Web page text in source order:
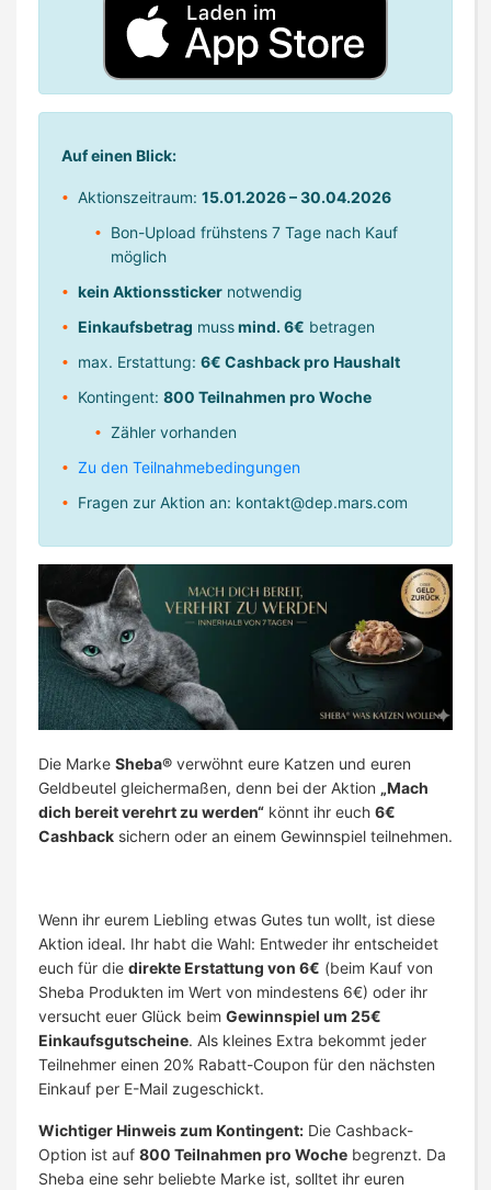
Auf einen Blick:
Aktionszeitraum: 15.01.2026 – 30.04.2026
Bon-Upload frühstens 7 Tage nach Kauf
möglich
kein Aktionssticker notwendig
Einkaufsbetrag mussmind. 6€ betragen
max. Erstattung: 6€ Cashback pro Haushalt
Kontingent: 800 Teilnahmen pro Woche
Zähler vorhanden
Zu den Teilnahmebedingungen
Fragen zur Aktion an: kontakt@dep.mars.com
Die Marke Sheba® verwöhnt eure Katzen und euren
Geldbeutel gleichermaßen, denn bei der Aktion „Mach
dich bereit verehrt zu werden“ könnt ihr euch 6€
Cashback sichern oder an einem Gewinnspiel teilnehmen.
Wenn ihr eurem Liebling etwas Gutes tun wollt, ist diese
Aktion ideal. Ihr habt die Wahl: Entweder ihr entscheidet
euch für die direkte Erstattung von 6€ (beim Kauf von
Sheba Produkten im Wert von mindestens 6€) oder ihr
versucht euer Glück beim Gewinnspiel um 25€
Einkaufsgutscheine. Als kleines Extra bekommt jeder
Teilnehmer einen 20% Rabatt-Coupon für den nächsten
Einkauf per E-Mail zugeschickt.
Wichtiger Hinweis zum Kontingent: Die Cashback-
Option ist auf 800 Teilnahmen pro Woche begrenzt. Da
Sheba eine sehr beliebte Marke ist, solltet ihr euren